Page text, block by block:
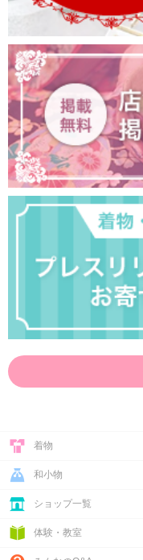
着物
和小物
ショップ一覧
体験・教室